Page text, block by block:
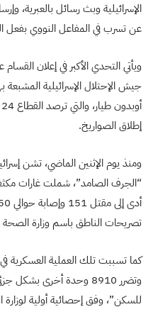
الإسرائيلية وبث رسائل بالعبرية،
عن تسرب في المفاعل النووي بفعل
ويأتي التحدي الأكبر في إعلان
جيش الإحتلال الإسرائيلية
إطلاق الصواريخ.
ومنذ يوم الإثنين الماضي، تشن
“الجرف الصامد”، شملت غارات
تصريحات الناطق باسم وزارة الصحة
للسكن”، وفق إحصائية أولية لوزارة